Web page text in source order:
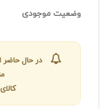
وضعیت موجودی
در حال حاضر